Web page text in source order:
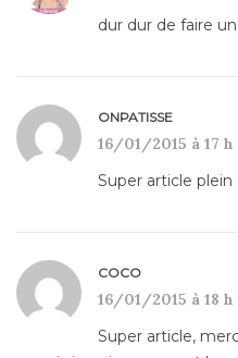
dur dur de faire un
ONPATISSE
16/01/2015 à 17
Super article plein
COCO
16/01/2015 à 18
Super article,